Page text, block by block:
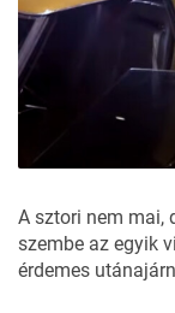
A sztori nem mai,
szembe az egyik
érdemes